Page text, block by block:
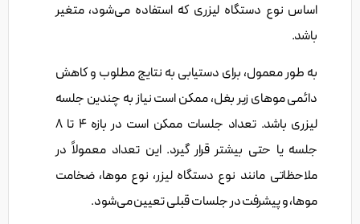
اساس نوع دستگاه لیزری که استفاده می‌شود، متغیر
باشد.
به طور معمول، برای دستیابی به نتایج مطلوب و کاهش
دائمی موهای زیر بغل، ممکن است نیاز به چندین جلسه
لیزری باشد. تعداد جلسات ممکن است در بازه 4 تا 8
جلسه یا حتی بیشتر قرار گیرد. این تعداد معمولاً در
ملاحظاتی مانند نوع دستگاه لیزر، نوع موها، ضخامت
موها، و پیشرفت در جلسات قبلی تعیین می‌شود.